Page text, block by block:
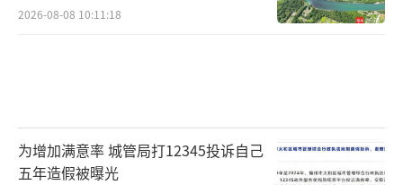
2026-08-08 10:11:18
为增加满意率 城管局打12345投诉自己
五年造假被曝光